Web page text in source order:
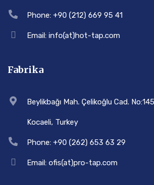
Phone: +90 (212) 669 95 41
Email: info(at)hot-tap.com
Fabrika
Beylikbağı Mah. Çelikoğlu Cad.
Kocaeli, Turkey
Phone: +90 (262) 653 63 29
Email: ofis(at)pro-tap.com